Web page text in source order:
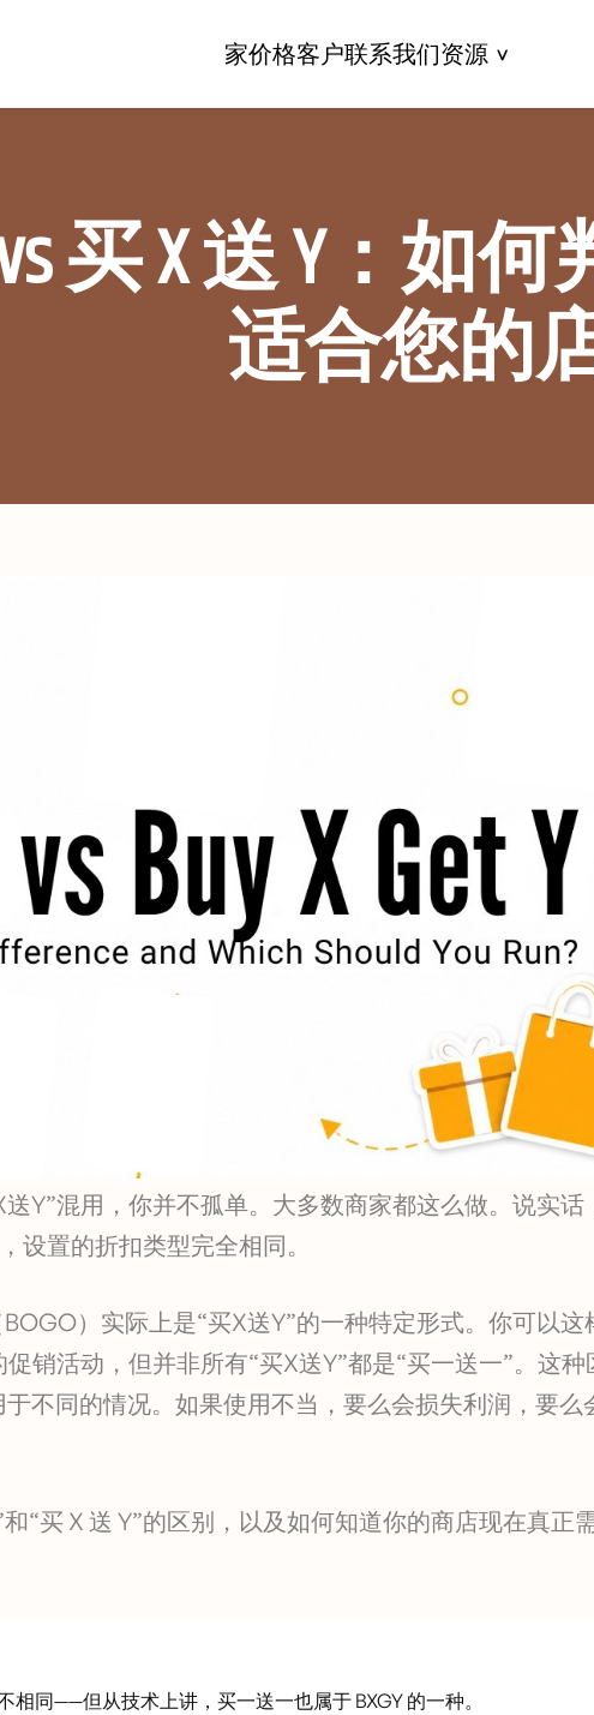
家价格客户联系我们资源
买 X 送 Y：如
适合您的
Y”混用，你并不孤单。大多数商家都这么做。说实话
设置的折扣类型完全相同。
）实际上是“买X送Y”的一种特定形式。你可以这
促销活动，但并非所有“买X送Y”都是“买一送一”。这
不同的情况。如果使用不当，要么会损失利润，要么
“买 X 送 Y”的区别，以及如何知道你的商店现在真正
相同——但从技术上讲，买一送一也属于 BXGY 的一种。